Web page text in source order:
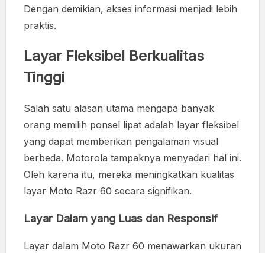
Dengan demikian, akses informasi menjadi lebih
praktis.
Layar Fleksibel Berkualitas
Tinggi
Salah satu alasan utama mengapa banyak
orang memilih ponsel lipat adalah layar fleksibel
yang dapat memberikan pengalaman visual
berbeda. Motorola tampaknya menyadari hal ini.
Oleh karena itu, mereka meningkatkan kualitas
layar Moto Razr 60 secara signifikan.
Layar Dalam yang Luas dan Responsif
Layar dalam Moto Razr 60 menawarkan ukuran